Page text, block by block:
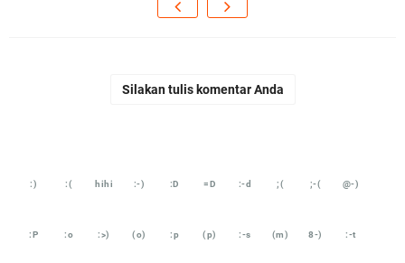
Silakan tulis komentar Anda
:) :( hihi :-) :D =D :-d ;( ;-( @-)
:P :o :>) (o) :p (p) :-s (m) 8-) :-t